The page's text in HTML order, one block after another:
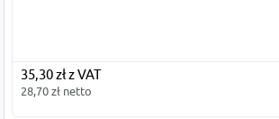
35,30 zł z VAT
28,70 zł netto